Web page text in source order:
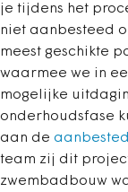
je tijdens het
niet aanbesteed
meest geschikte
waarmee we in
mogelijke
onderhoudsfase
aan de
team zij dit
zwembadbouw